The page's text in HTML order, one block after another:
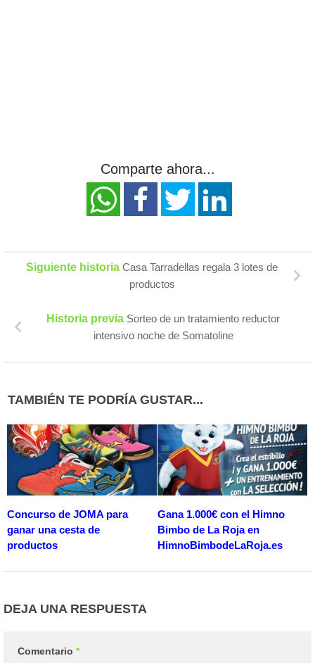
Comparte ahora...
Siguiente historia Casa Tarradellas regala 3 lotes de
productos
Historia previa Sorteo de un tratamiento reductor
intensivo noche de Somatoline
TAMBIÉN TE PODRÍA GUSTAR...
Concurso de JOMA para
ganar una cesta de
productos
Gana 1.000€ con el Himno
Bimbo de La Roja en
HimnoBimbodeLaRoja.es
DEJA UNA RESPUESTA
Comentario *